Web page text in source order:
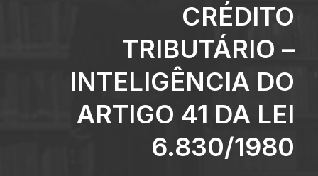
CRÉDITO
TRIBUTÁRIO –
INTELIGÊNCIA DO
ARTIGO 41 DA LEI
6.830/1980